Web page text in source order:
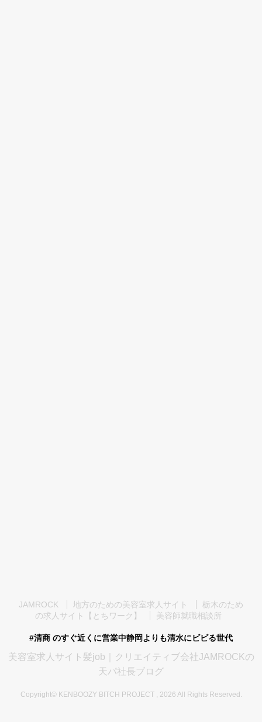
JAMROCK 地方のための美容室求人サイト
栃木のため
の求人サイト【とちワーク】
美容師就職相談所
#清商 のすぐ近くに営業中静岡よりも清水にビビる世代
美容室求人サイト髪job｜クリエイティブ会社JAMROCKの
天パ社長ブログ
Copyright© KENBOOZY BITCH PROJECT , 2026 All Rights Reserved.